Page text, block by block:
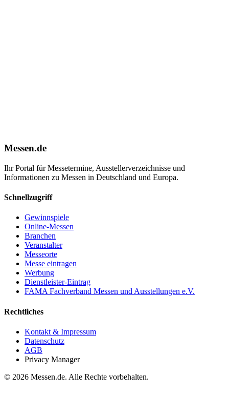
Messen.de
Ihr Portal für Messetermine, Ausstellerverzeichnisse und
Informationen zu Messen in Deutschland und Europa.
Schnellzugriff
Gewinnspiele
Online-Messen
Branchen
Veranstalter
Messeorte
Messe eintragen
Werbung
Dienstleister-Eintrag
FAMA Fachverband Messen und Ausstellungen e.V.
Rechtliches
Kontakt & Impressum
Datenschutz
AGB
Privacy Manager
© 2026 Messen.de. Alle Rechte vorbehalten.